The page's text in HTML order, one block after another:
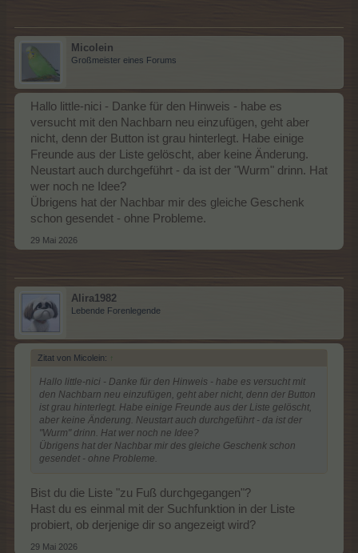
Micolein
Großmeister eines Forums
Hallo little-nici - Danke für den Hinweis - habe es
versucht mit den Nachbarn neu einzufügen, geht aber
nicht, denn der Button ist grau hinterlegt. Habe einige
Freunde aus der Liste gelöscht, aber keine Änderung.
Neustart auch durchgeführt - da ist der "Wurm" drinn. Hat
wer noch ne Idee?
Übrigens hat der Nachbar mir des gleiche Geschenk
schon gesendet - ohne Probleme.
29 Mai 2026
Alira1982
Lebende Forenlegende
Zitat von Micolein: ↑
Hallo little-nici - Danke für den Hinweis - habe es versucht mit
den Nachbarn neu einzufügen, geht aber nicht, denn der Button
ist grau hinterlegt. Habe einige Freunde aus der Liste gelöscht,
aber keine Änderung. Neustart auch durchgeführt - da ist der
"Wurm" drinn. Hat wer noch ne Idee?
Übrigens hat der Nachbar mir des gleiche Geschenk schon
gesendet - ohne Probleme.
Bist du die Liste "zu Fuß durchgegangen"?
Hast du es einmal mit der Suchfunktion in der Liste
probiert, ob derjenige dir so angezeigt wird?
29 Mai 2026